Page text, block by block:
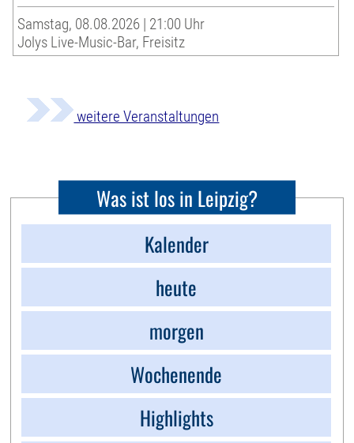
Samstag, 08.08.2026 | 21:00 Uhr
Jolys Live-Music-Bar, Freisitz
weitere Veranstaltungen
Was ist los in Leipzig?
Kalender
heute
morgen
Wochenende
Highlights